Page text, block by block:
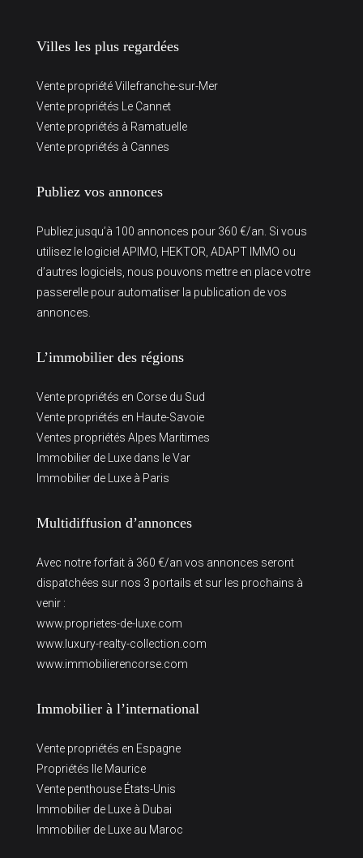
Villes les plus regardées
Vente propriété Villefranche-sur-Mer
Vente propriétés Le Cannet
Vente propriétés à Ramatuelle
Vente propriétés à Cannes
Publiez vos annonces
Publiez jusqu’à 100 annonces pour 360 €/an. Si vous
utilisez le logiciel APIMO, HEKTOR, ADAPT IMMO ou
d’autres logiciels, nous pouvons mettre en place votre
passerelle pour automatiser la publication de vos
annonces.
L’immobilier des régions
Vente propriétés en Corse du Sud
Vente propriétés en Haute-Savoie
Ventes propriétés Alpes Maritimes
Immobilier de Luxe dans le Var
Immobilier de Luxe à Paris
Multidiffusion d’annonces
Avec notre forfait à 360 €/an vos annonces seront
dispatchées sur nos 3 portails et sur les prochains à
venir :
www.proprietes-de-luxe.com
www.luxury-realty-collection.com
www.immobilierencorse.com
Immobilier à l’international
Vente propriétés en Espagne
Propriétés Ile Maurice
Vente penthouse États-Unis
Immobilier de Luxe à Dubai
Immobilier de Luxe au Maroc